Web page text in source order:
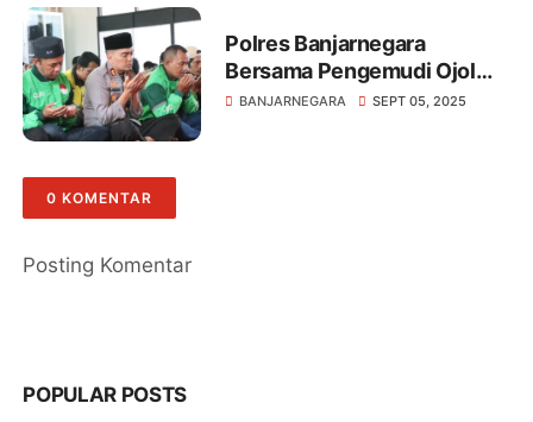
Polres Banjarnegara
Bersama Pengemudi Ojol
Gelar Doa Bersama
BANJARNEGARA SEPT 05, 2025
0 KOMENTAR
Posting Komentar
POPULAR POSTS